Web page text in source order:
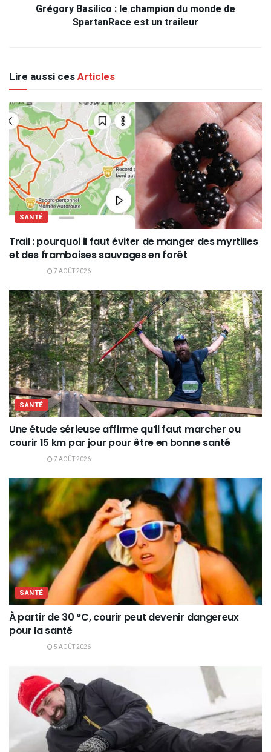
Grégory Basilico : le champion du monde de
SpartanRace est un traileur
Lire aussi cesArticles
SANTÉ
Trail : pourquoi il faut éviter de manger des myrtilles
et des framboises sauvages en forêt
7 AOÛT 2026
SANTÉ
Une étude sérieuse affirme qu’il faut marcher ou
courir 15 km par jour pour être en bonne santé
7 AOÛT 2026
SANTÉ
À partir de 30 °C, courir peut devenir dangereux
pour la santé
5 AOÛT 2026